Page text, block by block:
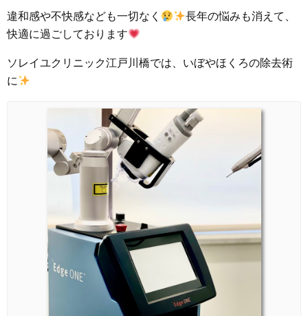
違和感や不快感なども一切なく
長年の悩みも消えて、
快適に過ごしております
ソレイユクリニック江戸川橋では、いぼやほくろの除去術
に